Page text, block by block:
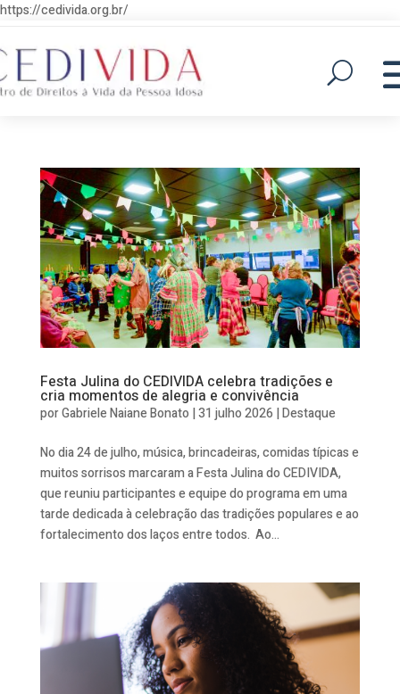
https://cedivida.org.br/
Festa Julina do CEDIVIDA celebra tradições e
cria momentos de alegria e convivência
porGabriele Naiane Bonato |31 julho 2026 |Destaque
No dia 24 de julho, música, brincadeiras, comidas típicas e
muitos sorrisos marcaram a Festa Julina do CEDIVIDA,
que reuniu participantes e equipe do programa em uma
tarde dedicada à celebração das tradições populares e ao
fortalecimento dos laços entre todos. Ao...